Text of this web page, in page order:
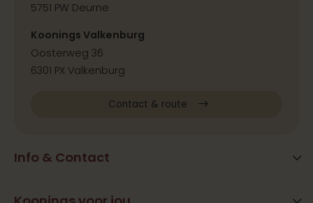
Info & Contact
FAQ
5751 PW Deurne
Koonings Valkenburg
Oosterweg 36
6301 PX Valkenburg
Contact & route